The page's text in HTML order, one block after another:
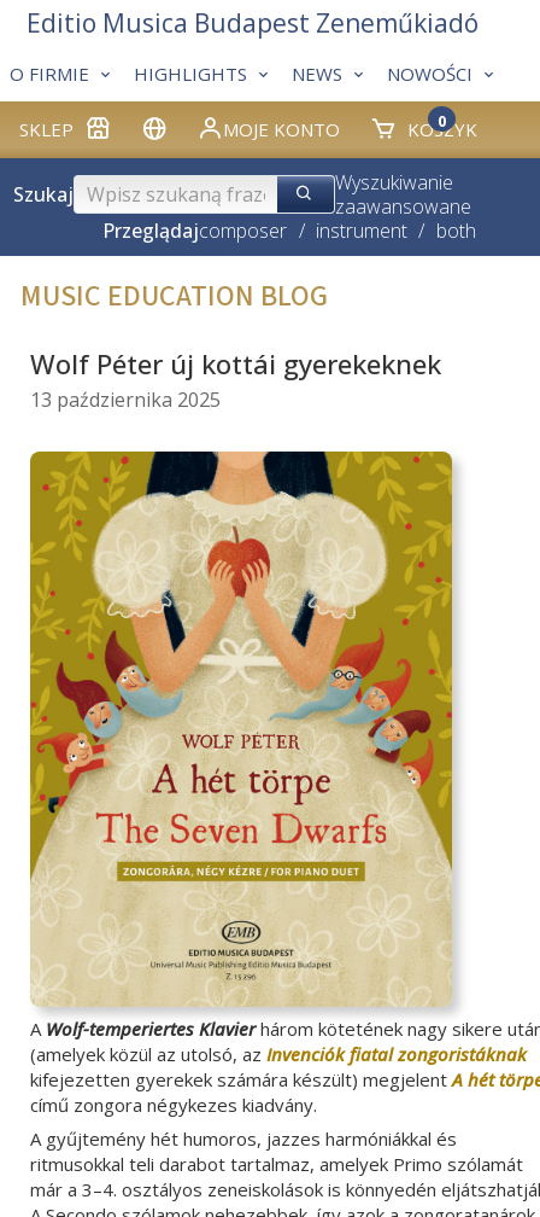
SKLEP MOJE KONTO KOSZYK
0
O FIRMIE HIGHLIGHTS NEWS NOWOŚCI
Editio Musica Budapest Zeneműkiadó
Szukaj
Wyszukiwanie
zaawansowane
Przeglądajcomposer / instrument / both
MUSIC EDUCATION BLOG
Wolf Péter új kottái gyerekeknek
13 października 2025
A Wolf-temperiertes Klavierhárom kötetének nagy sikere
(amelyek közül az utolsó, az Invenciók fiatal zongoristáknak
kifejezetten gyerekek számára készült) megjelent A hét
című zongora négykezes kiadvány.
A gyűjtemény hét humoros, jazzes harmóniákkal és
ritmusokkal teli darabot tartalmaz, amelyek Primo szólamát
már a 3–4. osztályos zeneiskolások is könnyedén